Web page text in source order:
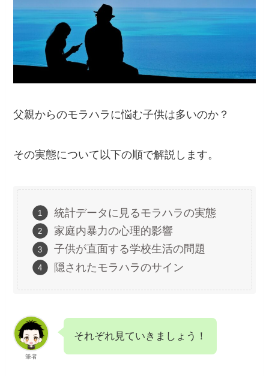
父親からのモラハラに悩む子供は多いのか？
その実態について以下の順で解説します。
統計データに見るモラハラの実態
家庭内暴力の心理的影響
子供が直面する学校生活の問題
隠されたモラハラのサイン
筆者
それぞれ見ていきましょう！